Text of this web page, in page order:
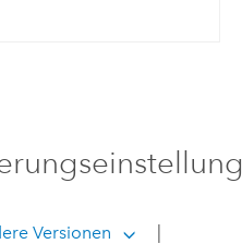
Versionen
|